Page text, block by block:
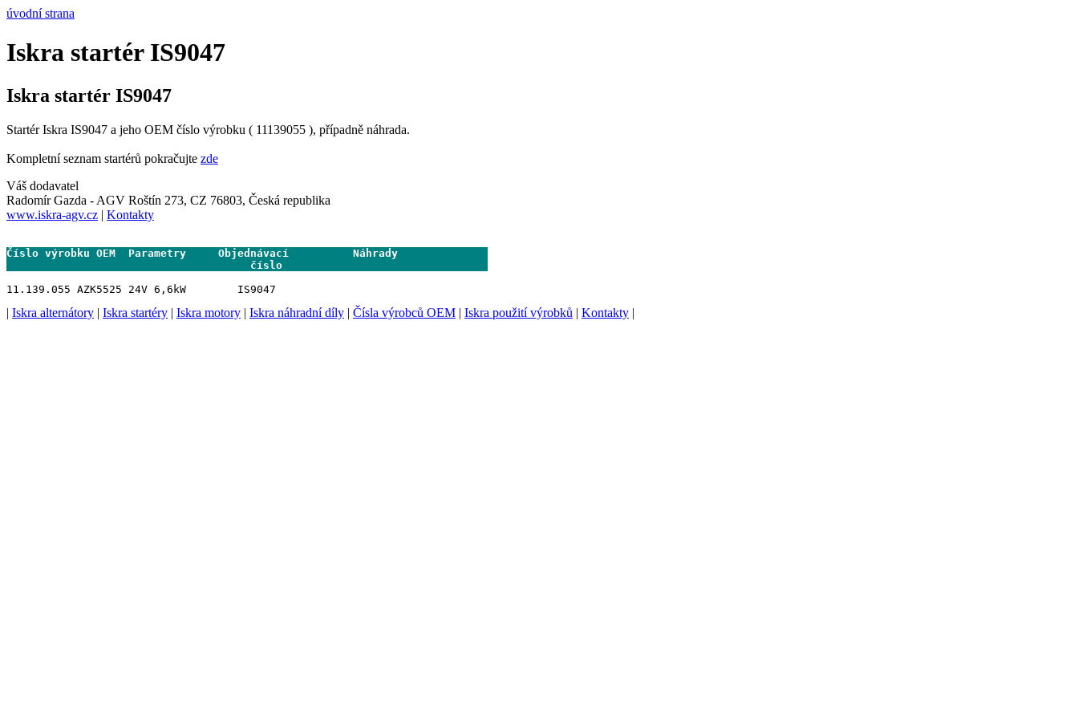
úvodní strana
Iskra startér IS9047
Iskra startér IS9047
Startér Iskra IS9047 a jeho OEM číslo výrobku ( 11139055 ), případně náhrada.
Kompletní seznam startérů pokračujte zde
Váš dodavatel
Radomír Gazda - AGV Roštín 273, CZ 76803, Česká republika
www.iskra-agv.cz | Kontakty
Číslo výrobku OEM  Parametry     Objednávací          Náhrady
                                      číslo
| Iskra alternátory | Iskra startéry | Iskra motory | Iskra náhradní díly | Čísla výrobců OEM | Iskra použití výrobků | Kontakty |